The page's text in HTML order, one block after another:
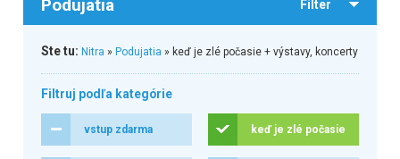
Podujatia Filter
Ste tu: Nitra » Podujatia » keď je zlé počasie + výstavy, koncerty
Filtruj podľa kategórie
vstup zdarma keď je zlé počasie